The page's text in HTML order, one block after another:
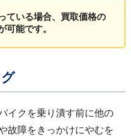
ている場合、買取価格の
能です。
イクを乗り潰す前に他の
故障をきっかけにやむを